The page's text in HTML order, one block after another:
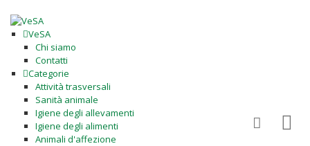
VeSA
Chi siamo
Contatti
Categorie
Attività trasversali
Sanità animale
Igiene degli allevamenti
Igiene degli alimenti
Animali d'affezione